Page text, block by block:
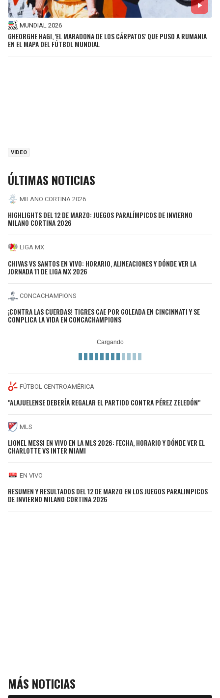
MUNDIAL 2026
GHEORGHE HAGI, 'EL MARADONA DE LOS CÁRPATOS' QUE PUSO A RUMANIA
EN EL MAPA DEL FÚTBOL MUNDIAL
VIDEO
ÚLTIMAS NOTICIAS
MILANO CORTINA 2026
HIGHLIGHTS DEL 12 DE MARZO: JUEGOS PARALÍMPICOS DE INVIERNO
MILANO CORTINA 2026
LIGA MX
CHIVAS VS SANTOS EN VIVO: HORARIO, ALINEACIONES Y DÓNDE VER LA
JORNADA 11 DE LIGA MX 2026
CONCACHAMPIONS
¡CONTRA LAS CUERDAS! TIGRES CAE POR GOLEADA EN CINCINNATI Y SE
COMPLICA LA VIDA EN CONCACHAMPIONS
FÚTBOL CENTROAMÉRICA
"ALAJUELENSE DEBERÍA REGALAR EL PARTIDO CONTRA PÉREZ ZELEDÓN"
MLS
LIONEL MESSI EN VIVO EN LA MLS 2026: FECHA, HORARIO Y DÓNDE VER EL
CHARLOTTE VS INTER MIAMI
EN VIVO
RESUMEN Y RESULTADOS DEL 12 DE MARZO EN LOS JUEGOS PARALIMPICOS
DE INVIERNO MILANO CORTINA 2026
MÁS NOTICIAS